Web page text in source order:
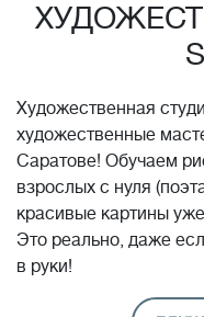
Художественная
художественные
Саратове! Обучаем
взрослых с нуля
красивые картины
Это реально, даже
в руки!